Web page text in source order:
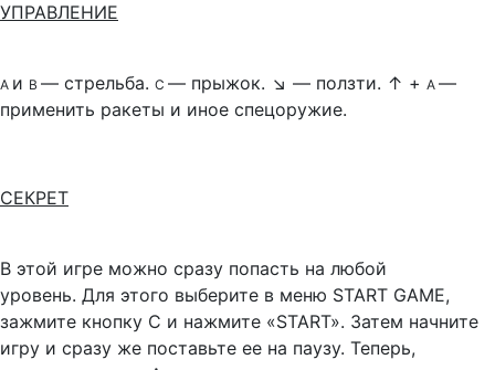
УПРАВЛЕНИЕ
А и В — стрельба. С — прыжок. ↘ — ползти. ↑ + А —
применить ракеты и иное спецоружие.
СЕКРЕТ
В этой игре можно сразу попасть на любой
уровень. Для этого выберите в меню START GAME,
зажмите кнопку С и нажмите «START». Затем начните
игру и сразу же поставьте ее на паузу. Теперь,